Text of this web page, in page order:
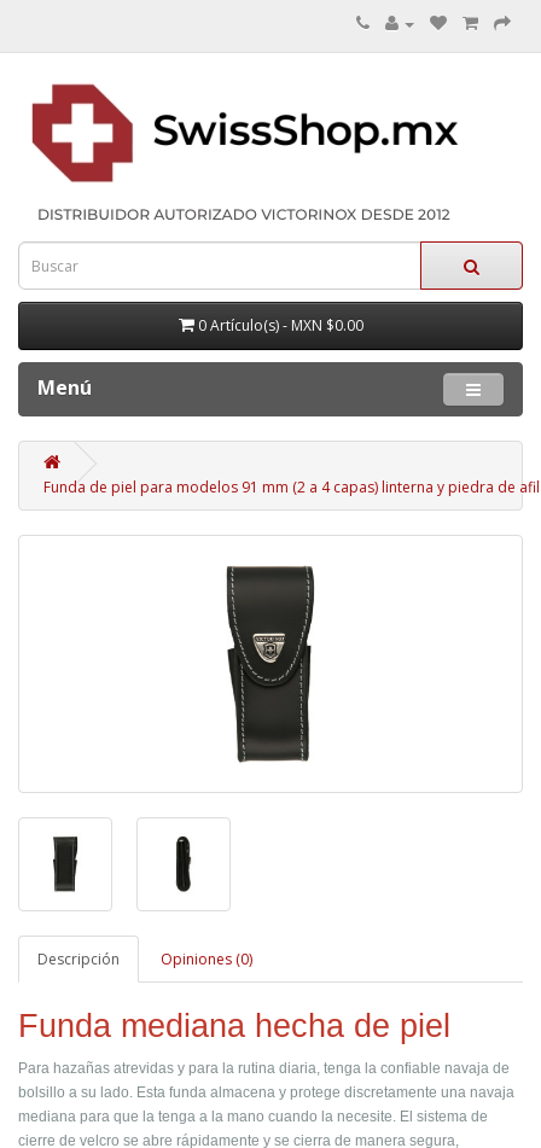
0 Artículo(s) - MXN $0.00
Menú
Funda de piel para modelos 91 mm (2 a 4 capas) linterna y piedra de
Descripción Opiniones (0)
Funda mediana hecha de piel
Para hazañas atrevidas y para la rutina diaria, tenga la confiable navaja de
bolsillo a su lado. Esta funda almacena y protege discretamente una navaja
mediana para que la tenga a la mano cuando la necesite. El sistema de
cierre de velcro se abre rápidamente y se cierra de manera segura,